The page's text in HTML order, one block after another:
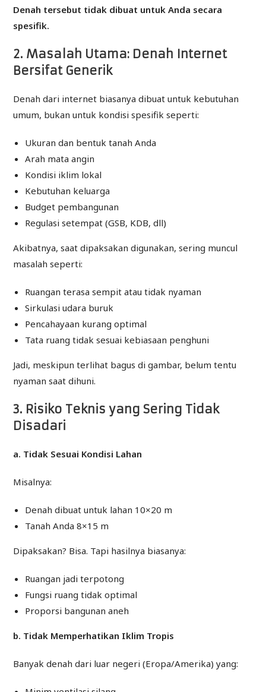
Denah tersebut tidak dibuat untuk Anda secara
spesifik.
2. Masalah Utama: Denah Internet
Bersifat Generik
Denah dari internet biasanya dibuat untuk kebutuhan
umum, bukan untuk kondisi spesifik seperti:
Ukuran dan bentuk tanah Anda
Arah mata angin
Kondisi iklim lokal
Kebutuhan keluarga
Budget pembangunan
Regulasi setempat (GSB, KDB, dll)
Akibatnya, saat dipaksakan digunakan, sering muncul
masalah seperti:
Ruangan terasa sempit atau tidak nyaman
Sirkulasi udara buruk
Pencahayaan kurang optimal
Tata ruang tidak sesuai kebiasaan penghuni
Jadi, meskipun terlihat bagus di gambar, belum tentu
nyaman saat dihuni.
3. Risiko Teknis yang Sering Tidak
Disadari
a. Tidak Sesuai Kondisi Lahan
Misalnya:
Denah dibuat untuk lahan 10×20 m
Tanah Anda 8×15 m
Dipaksakan? Bisa. Tapi hasilnya biasanya:
Ruangan jadi terpotong
Fungsi ruang tidak optimal
Proporsi bangunan aneh
b. Tidak Memperhatikan Iklim Tropis
Banyak denah dari luar negeri (Eropa/Amerika) yang: